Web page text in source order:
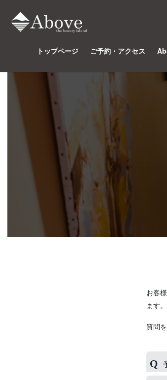
トップページ ご予約・アクセス
お客
ます。
質問